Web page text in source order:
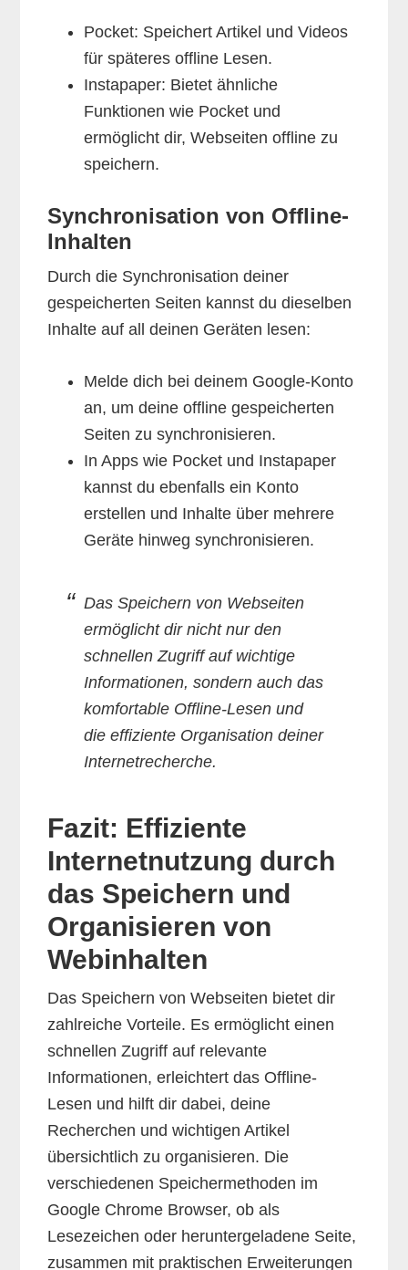
Pocket: Speichert Artikel und Videos
für späteres offline Lesen.
Instapaper: Bietet ähnliche
Funktionen wie Pocket und
ermöglicht dir, Webseiten offline zu
speichern.
Synchronisation von Offline-
Inhalten
Durch die Synchronisation deiner
gespeicherten Seiten kannst du dieselben
Inhalte auf all deinen Geräten lesen:
Melde dich bei deinem Google-Konto
an, um deine offline gespeicherten
Seiten zu synchronisieren.
In Apps wie Pocket und Instapaper
kannst du ebenfalls ein Konto
erstellen und Inhalte über mehrere
Geräte hinweg synchronisieren.
Das Speichern von Webseiten
ermöglicht dir nicht nur den
schnellen Zugriff auf wichtige
Informationen, sondern auch das
komfortable Offline-Lesen und
die effiziente Organisation deiner
Internetrecherche.
Fazit: Effiziente
Internetnutzung durch
das Speichern und
Organisieren von
Webinhalten
Das Speichern von Webseiten bietet dir
zahlreiche Vorteile. Es ermöglicht einen
schnellen Zugriff auf relevante
Informationen, erleichtert das Offline-
Lesen und hilft dir dabei, deine
Recherchen und wichtigen Artikel
übersichtlich zu organisieren. Die
verschiedenen Speichermethoden im
Google Chrome Browser, ob als
Lesezeichen oder heruntergeladene Seite,
zusammen mit praktischen Erweiterungen